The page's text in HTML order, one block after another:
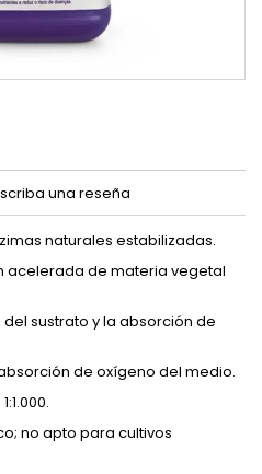
una reseña
naturales estabilizadas.
acelerada de materia vegetal
sustrato y la absorción de
de oxígeno del medio.
no apto para cultivos